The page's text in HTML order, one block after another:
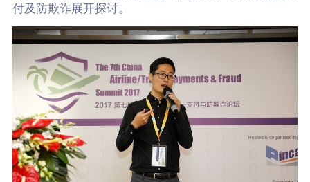
付及防欺诈展开探讨。